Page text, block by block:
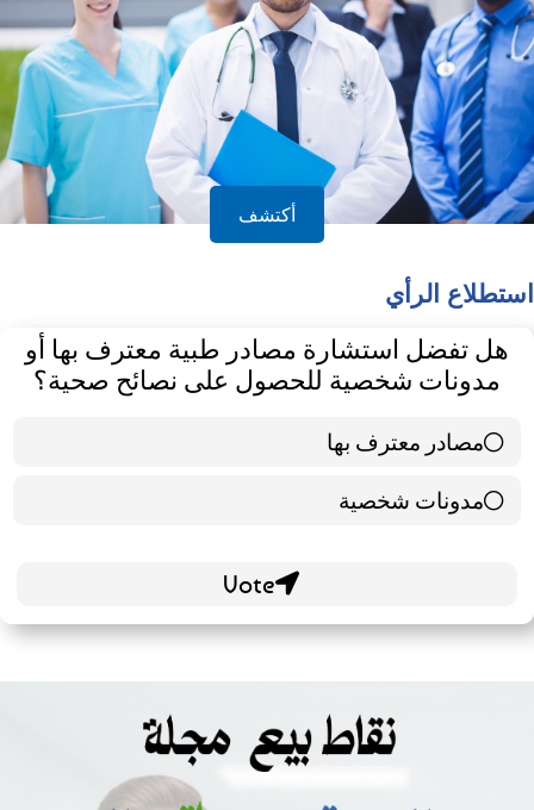
أكتشف
استطلاع الرأي
هل تفضل استشارة مصادر طبية معترف بها أو
مدونات شخصية للحصول على نصائح صحية؟
مصادر معترف بها
39 ( 65 % )
مدونات شخصية
21 ( 35 % )